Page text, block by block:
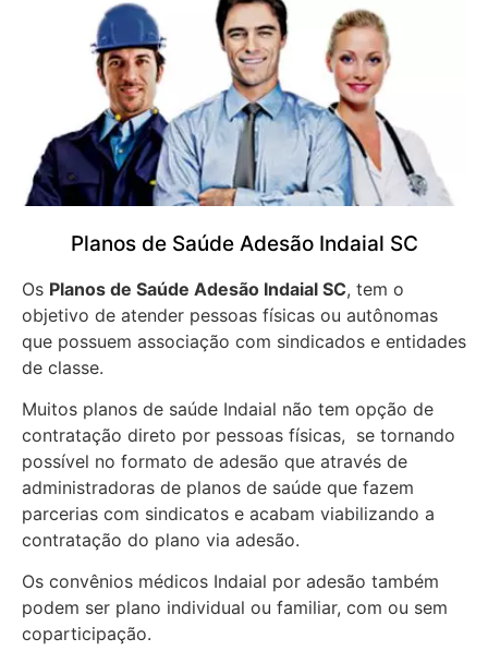
Planos de Saúde Adesão Indaial SC
Os Planos de Saúde Adesão Indaial SC, tem o
objetivo de atender pessoas físicas ou autônomas
que possuem associação com sindicados e entidades
de classe.
Muitos planos de saúde Indaial não tem opção de
contratação direto por pessoas físicas, se tornando
possível no formato de adesão que através de
administradoras de planos de saúde que fazem
parcerias com sindicatos e acabam viabilizando a
contratação do plano via adesão.
Os convênios médicos Indaial por adesão também
podem ser plano individual ou familiar, com ou sem
coparticipação.